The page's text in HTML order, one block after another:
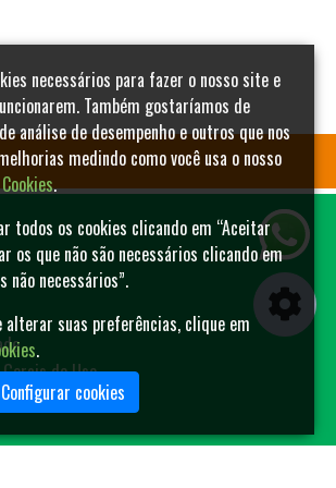
de Uso
necessários para fazer o nosso site e
Também gostaríamos de
análise de desempenho e outros que nos
medindo como você usa o nosso
.
todos os cookies clicando em “Aceitar
os que não são necessários clicando em
não necessários”.
alterar suas preferências, clique em
.
Configurar cookies